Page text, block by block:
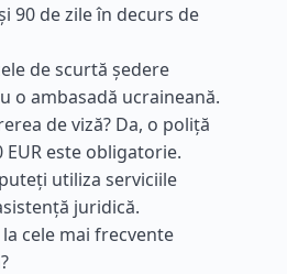
90 de zile în decurs de
de scurtă ședere
o ambasadă ucraineană.
de viză? Da, o poliță
este obligatorie.
utiliza serviciile
juridică.
cele mai frecvente